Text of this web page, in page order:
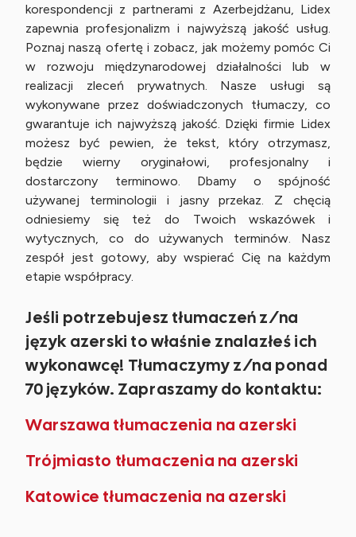
korespondencji z partnerami z Azerbejdżanu, Lidex
zapewnia profesjonalizm i najwyższą jakość usług.
Poznaj naszą ofertę i zobacz, jak możemy pomóc Ci
w rozwoju międzynarodowej działalności lub w
realizacji zleceń prywatnych. Nasze usługi są
wykonywane przez doświadczonych tłumaczy, co
gwarantuje ich najwyższą jakość. Dzięki firmie Lidex
możesz być pewien, że tekst, który otrzymasz,
będzie wierny oryginałowi, profesjonalny i
dostarczony terminowo. Dbamy o spójność
używanej terminologii i jasny przekaz. Z chęcią
odniesiemy się też do Twoich wskazówek i
wytycznych, co do używanych terminów. Nasz
zespół jest gotowy, aby wspierać Cię na każdym
etapie współpracy.
Jeśli potrzebujesz tłumaczeń z/na
język azerski to właśnie znalazłeś ich
wykonawcę! Tłumaczymy z/na ponad
70 języków. Zapraszamy do kontaktu:
Warszawa tłumaczenia na azerski
Trójmiasto tłumaczenia na azerski
Katowice tłumaczenia na azerski